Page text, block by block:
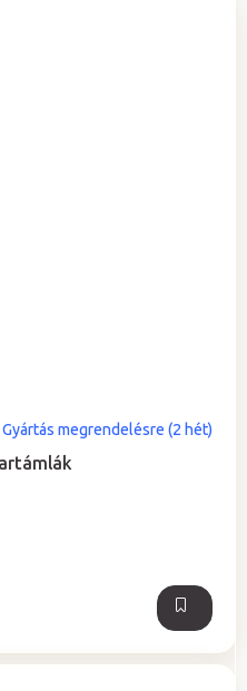
Gyártás megrendelésre (2 hét)